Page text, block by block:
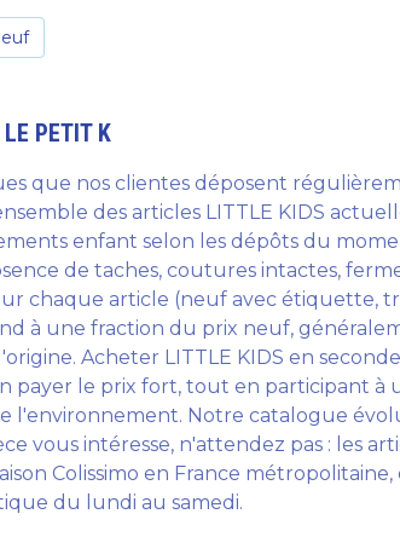
LE PETIT K
que nos clientes déposent
des articles LITTLE KIDS
enfant selon les dépôts du
de taches, coutures intactes,
chaque article (neuf avec étiquette,
à une fraction du prix neuf,
Acheter LITTLE KIDS en
payer le prix fort, tout en participant à
l'environnement. Notre catalogue
vous intéresse, n'attendez pas : les
Colissimo en France
du lundi au samedi.